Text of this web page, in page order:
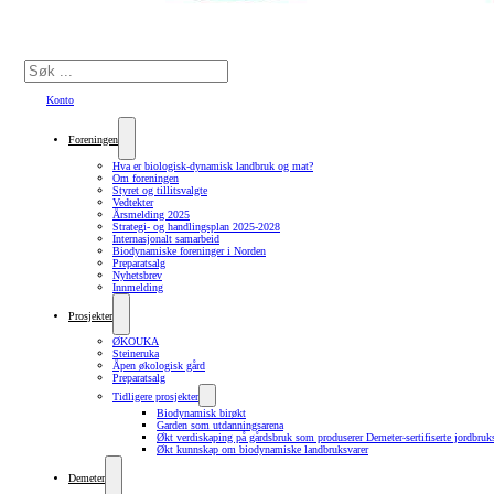
Søk
Konto
Foreningen
Hva er biologisk-dynamisk landbruk og mat?
Om foreningen
Styret og tillitsvalgte
Vedtekter
Årsmelding 2025
Strategi- og handlingsplan 2025-2028
Internasjonalt samarbeid
Biodynamiske foreninger i Norden
Preparatsalg
Nyhetsbrev
Innmelding
Prosjekter
ØKOUKA
Steineruka
Åpen økologisk gård
Preparatsalg
Tidligere prosjekter
Biodynamisk birøkt
Garden som utdanningsarena
Økt verdiskaping på gårdsbruk som produserer Demeter-sertifiserte
Økt kunnskap om biodynamiske landbruksvarer
Demeter